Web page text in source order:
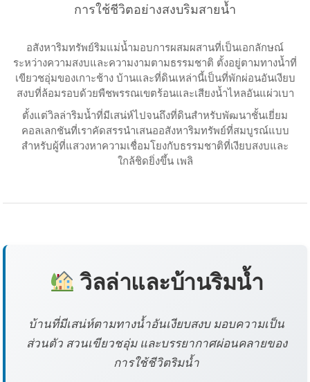
การใช้ชีวิตอย่างสงบริมสายน้ำ
อสังหาริมทรัพย์ริมแม่น้ำมอบการผสมผสานที่เป็นเอกลักษณ์
ระหว่างความสงบและความงามตามธรรมชาติ ตั้งอยู่ตามทางน้ำที่
เขียวชอุ่มของเกาะช้าง บ้านและที่ดินเหล่านี้เป็นที่พักผ่อนอันเงียบ
สงบที่ล้อมรอบด้วยพืชพรรณเขตร้อนและเสียงน้ำไหลอันแผ่วเบา
ตั้งแต่วิลล่าริมน้ำที่มีเสน่ห์ไปจนถึงที่ดินสำหรับพัฒนาชั้นเยี่ยม
คอลเลกชันที่เราคัดสรรนำเสนออสังหาริมทรัพย์ที่สมบูรณ์แบบ
สำหรับผู้ที่แสวงหาความเชื่อมโยงกับธรรมชาติที่เงียบสงบและ
ใกล้ชิดยิ่งขึ้น เพลิ
วิลล่าและบ้านริมน้ำ
บ้านที่มีเสน่ห์ตามทางน้ำอันเงียบสงบ มอบความเป็น
ส่วนตัว สวนเขียวชอุ่ม และบรรยากาศผ่อนคลายของ
การใช้ชีวิตริมน้ำ